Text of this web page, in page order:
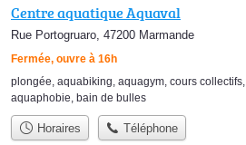
Centre aquatique Aquaval
Rue Portogruaro, 47200 Marmande
Fermée, ouvre à 16h
plongée, aquabiking, aquagym, cours collectifs,
aquaphobie, bain de bulles
Horaires Téléphone